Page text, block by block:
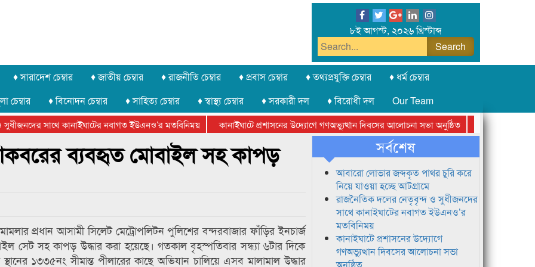
৮ই আগস্ট, ২০২৬ খ্রিস্টাব্দ
♦ সারাদেশ চেম্বার ♦ জাতীয় চেম্বার ♦ রাজনীতি চেম্বার ♦ প্রবাস চেম্বার ♦ তথ্যপ্রযুক্তি চেম্বার
♦ ধর্ম চেম্বার
চেম্বার ♦ বিনোদন চেম্বার ♦ সাহিত্য চেম্বার ♦ স্বাস্থ্য চেম্বার ♦ সরকারী দল ♦ বিরোধী দল
Our Team
সাথে কানাইঘাটের নবাগত ইউএনও’র মতবিনিময় কানাইঘাটে প্রশাসনের উদ্যোগে গণঅভ্যুত্থান দিবসের আলোচনা সভা অনুষ্ঠিত
সিলেট অনলাইন
ফেডারেশানের বিভাগীয় অভিনয় কর্মশালা সম্পন্ন
আকবরের ব্যবহৃত মোবাইল সহ কাপড়
প্রধান আসামী সিলেট মেট্রোপলিটন পুলিশের বন্দরবাজার ফাঁড়ির ইনচার্জ
সহ কাপড় উদ্ধার করা হয়েছে। গতকাল বৃহস্পতিবার সন্ধ্যা ৬টার দিকে
১৩৩৫নং সীমান্ত পীলারের কাছে অভিযান চালিয়ে এসব মালামাল উদ্ধার
সর্বশেষ
আবারো লোভার জব্দকৃত পাথর চুরি করে
নিয়ে যাওয়া হচ্ছে আটগ্রামে
রাজনৈতিক দলের নেতৃবৃন্দ ও সুধীজনদের
সাথে কানাইঘাটের নবাগত ইউএনও’র
মতবিনিময়
কানাইঘাটে প্রশাসনের উদ্যোগে
গণঅভ্যুত্থান দিবসের আলোচনা সভা